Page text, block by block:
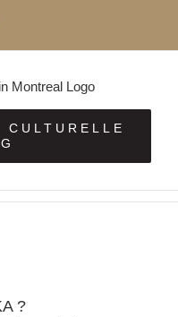
?